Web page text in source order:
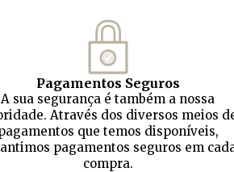
Pagamentos Seguros
A sua segurança é também a nossa
Através dos diversos meios
que temos disponíveis,
pagamentos seguros em
compra.